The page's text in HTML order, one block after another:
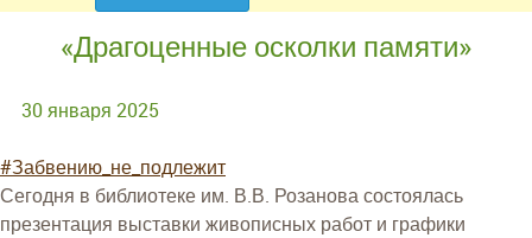
«Драгоценные осколки памяти»
30 января 2025
#Забвению_не_подлежит
Сегодня в библиотеке им. В.В. Розанова состоялась
презентация выставки живописных работ и графики